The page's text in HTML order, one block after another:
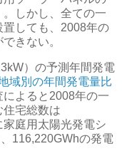
。しかし、 全ての一
置しても、2008年の
できない。
）の予測年間発電
域別の年間発電量比
よると2008年の一
住宅総数は
庭用太陽光発電シ
116,220GWhの発電